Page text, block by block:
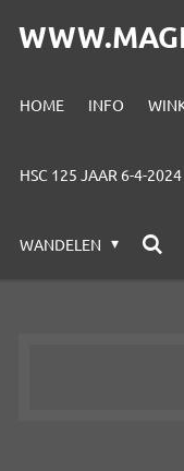
HOME INFO
HSC 125 JAAR 6-4-2024
WANDELEN